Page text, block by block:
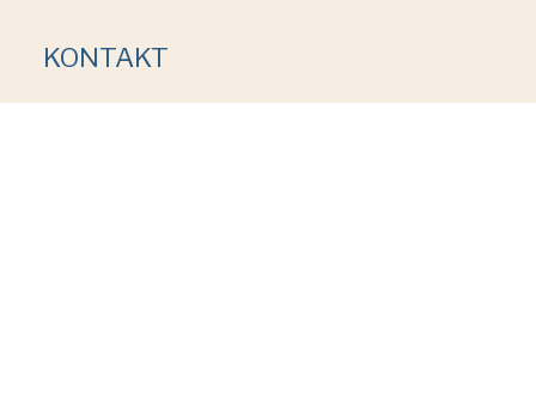
KONTAKT